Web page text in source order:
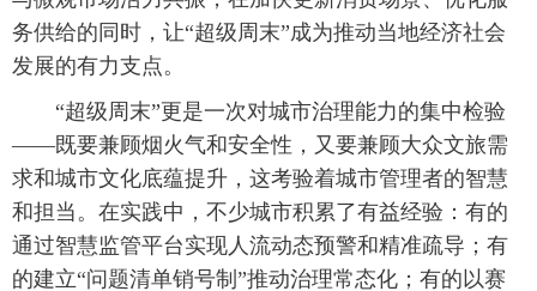
务供给的同时，让“超级周末”成为推动当地经济社会
发展的有力支点。
“超级周末”更是一次对城市治理能力的集中检验
——既要兼顾烟火气和安全性，又要兼顾大众文旅需
求和城市文化底蕴提升，这考验着城市管理者的智慧
和担当。在实践中，不少城市积累了有益经验：有的
通过智慧监管平台实现人流动态预警和精准疏导；有
的建立“问题清单销号制”推动治理常态化；有的以赛